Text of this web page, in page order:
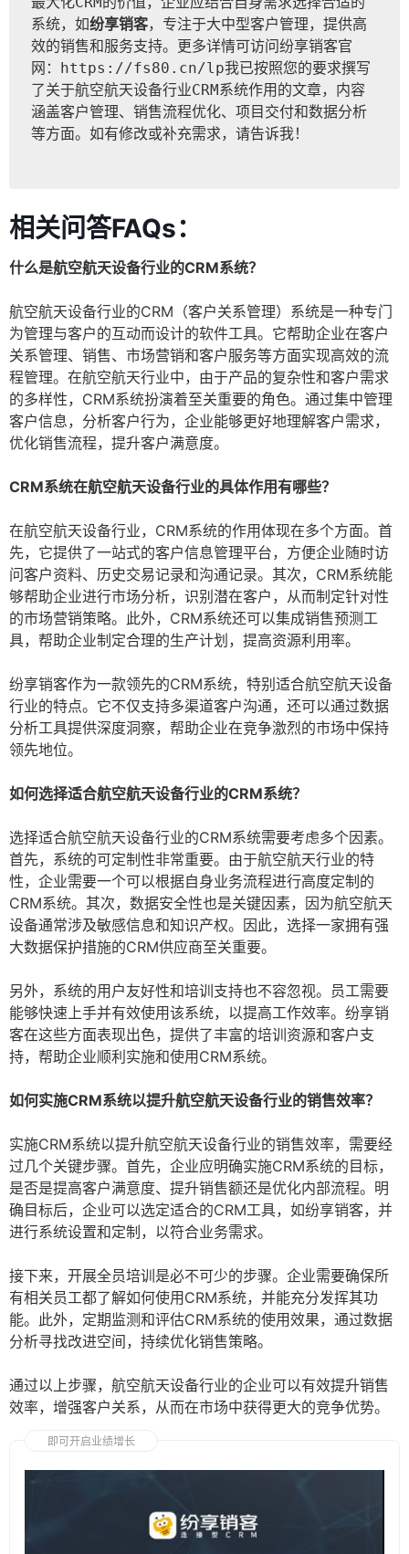
系统，如纷享销客，专注于大中型客户管理，提供高
效的销售和服务支持。更多详情可访问纷享销客官
网：
https://fs80.cn/lp我已按照您的要求撰写
了关于航空航天设备行业CRM系统作用的文章，内容
涵盖客户管理、销售流程优化、项目交付和数据分析
等方面。如有修改或补充需求，请告诉我！
相关问答FAQs：
什么是航空航天设备行业的CRM系统？
航空航天设备行业的CRM（客户关系管理）系统是一种专门
为管理与客户的互动而设计的软件工具。它帮助企业在客户
关系管理、销售、市场营销和客户服务等方面实现高效的流
程管理。在航空航天行业中，由于产品的复杂性和客户需求
的多样性，CRM系统扮演着至关重要的角色。通过集中管理
客户信息，分析客户行为，企业能够更好地理解客户需求，
优化销售流程，提升客户满意度。
CRM系统在航空航天设备行业的具体作用有哪些？
在航空航天设备行业，CRM系统的作用体现在多个方面。首
先，它提供了一站式的客户信息管理平台，方便企业随时访
问客户资料、历史交易记录和沟通记录。其次，CRM系统能
够帮助企业进行市场分析，识别潜在客户，从而制定针对性
的市场营销策略。此外，CRM系统还可以集成销售预测工
具，帮助企业制定合理的生产计划，提高资源利用率。
纷享销客作为一款领先的CRM系统，特别适合航空航天设备
行业的特点。它不仅支持多渠道客户沟通，还可以通过数据
分析工具提供深度洞察，帮助企业在竞争激烈的市场中保持
领先地位。
如何选择适合航空航天设备行业的CRM系统？
选择适合航空航天设备行业的CRM系统需要考虑多个因素。
首先，系统的可定制性非常重要。由于航空航天行业的特
性，企业需要一个可以根据自身业务流程进行高度定制的
CRM系统。其次，数据安全性也是关键因素，因为航空航天
设备通常涉及敏感信息和知识产权。因此，选择一家拥有强
大数据保护措施的CRM供应商至关重要。
另外，系统的用户友好性和培训支持也不容忽视。员工需要
能够快速上手并有效使用该系统，以提高工作效率。纷享销
客在这些方面表现出色，提供了丰富的培训资源和客户支
持，帮助企业顺利实施和使用CRM系统。
如何实施CRM系统以提升航空航天设备行业的销售效率？
实施CRM系统以提升航空航天设备行业的销售效率，需要经
过几个关键步骤。首先，企业应明确实施CRM系统的目标，
是否是提高客户满意度、提升销售额还是优化内部流程。明
确目标后，企业可以选定适合的CRM工具，如纷享销客，并
进行系统设置和定制，以符合业务需求。
接下来，开展全员培训是必不可少的步骤。企业需要确保所
有相关员工都了解如何使用CRM系统，并能充分发挥其功
能。此外，定期监测和评估CRM系统的使用效果，通过数据
分析寻找改进空间，持续优化销售策略。
通过以上步骤，航空航天设备行业的企业可以有效提升销售
效率，增强客户关系，从而在市场中获得更大的竞争优势。
即可开启业绩增长